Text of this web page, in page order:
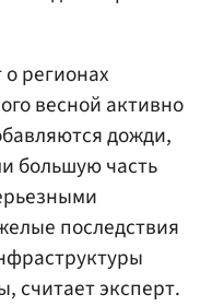
регионах
весной активно
дожди,
большую часть
последствия
считает эксперт.